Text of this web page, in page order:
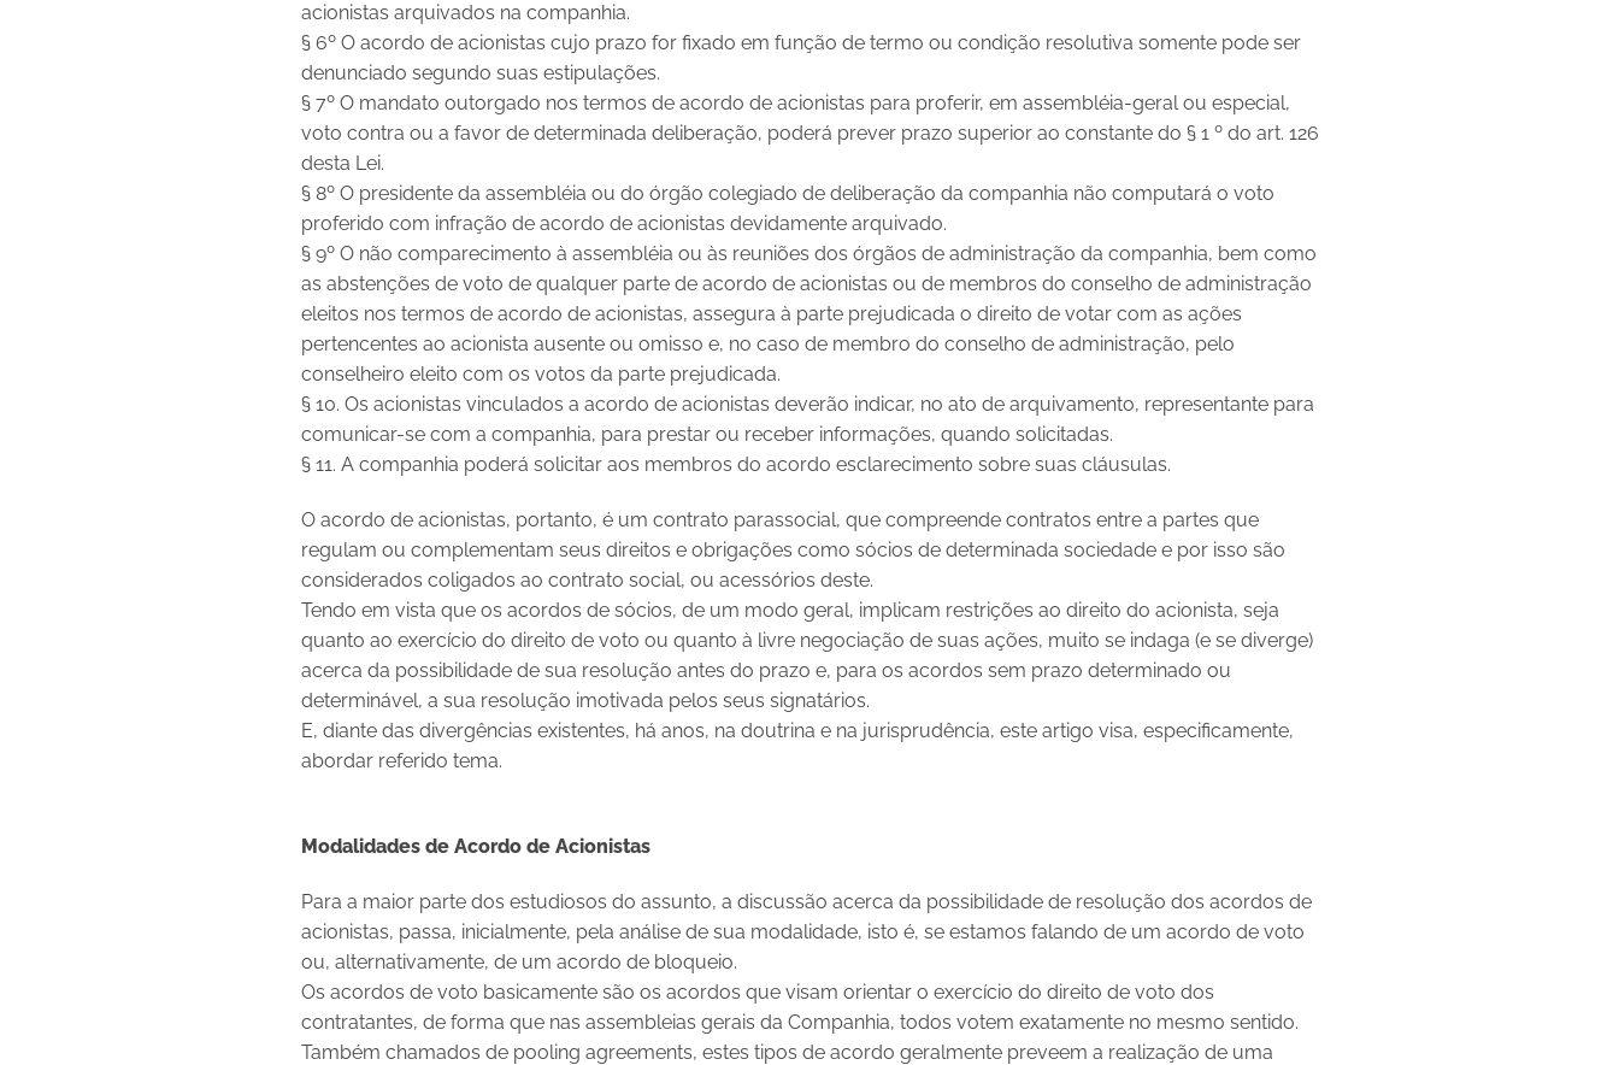
acionistas arquivados na companhia.
§ 6º O acordo de acionistas cujo prazo for fixado em função de termo ou condição resolutiva somente pode ser
denunciado segundo suas estipulações.
§ 7º O mandato outorgado nos termos de acordo de acionistas para proferir, em assembléia-geral ou especial,
voto contra ou a favor de determinada deliberação, poderá prever prazo superior ao constante do § 1 º do art. 126
desta Lei.
§ 8º O presidente da assembléia ou do órgão colegiado de deliberação da companhia não computará o voto
proferido com infração de acordo de acionistas devidamente arquivado.
§ 9º O não comparecimento à assembléia ou às reuniões dos órgãos de administração da companhia, bem como
as abstenções de voto de qualquer parte de acordo de acionistas ou de membros do conselho de administração
eleitos nos termos de acordo de acionistas, assegura à parte prejudicada o direito de votar com as ações
pertencentes ao acionista ausente ou omisso e, no caso de membro do conselho de administração, pelo
conselheiro eleito com os votos da parte prejudicada.
§ 10. Os acionistas vinculados a acordo de acionistas deverão indicar, no ato de arquivamento, representante para
comunicar-se com a companhia, para prestar ou receber informações, quando solicitadas.
§ 11. A companhia poderá solicitar aos membros do acordo esclarecimento sobre suas cláusulas.
O acordo de acionistas, portanto, é um contrato parassocial, que compreende contratos entre a partes que
regulam ou complementam seus direitos e obrigações como sócios de determinada sociedade e por isso são
considerados coligados ao contrato social, ou acessórios deste.
Tendo em vista que os acordos de sócios, de um modo geral, implicam restrições ao direito do acionista, seja
quanto ao exercício do direito de voto ou quanto à livre negociação de suas ações, muito se indaga (e se diverge)
acerca da possibilidade de sua resolução antes do prazo e, para os acordos sem prazo determinado ou
determinável, a sua resolução imotivada pelos seus signatários.
E, diante das divergências existentes, há anos, na doutrina e na jurisprudência, este artigo visa, especificamente,
abordar referido tema.
Modalidades de Acordo de Acionistas
Para a maior parte dos estudiosos do assunto, a discussão acerca da possibilidade de resolução dos acordos de
acionistas, passa, inicialmente, pela análise de sua modalidade, isto é, se estamos falando de um acordo de voto
ou, alternativamente, de um acordo de bloqueio.
Os acordos de voto basicamente são os acordos que visam orientar o exercício do direito de voto dos
contratantes, de forma que nas assembleias gerais da Companhia, todos votem exatamente no mesmo sentido.
Também chamados de pooling agreements, estes tipos de acordo geralmente preveem a realização de uma